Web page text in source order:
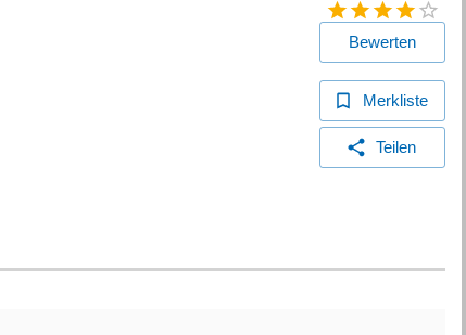
Bewerten
Merkliste
Teilen